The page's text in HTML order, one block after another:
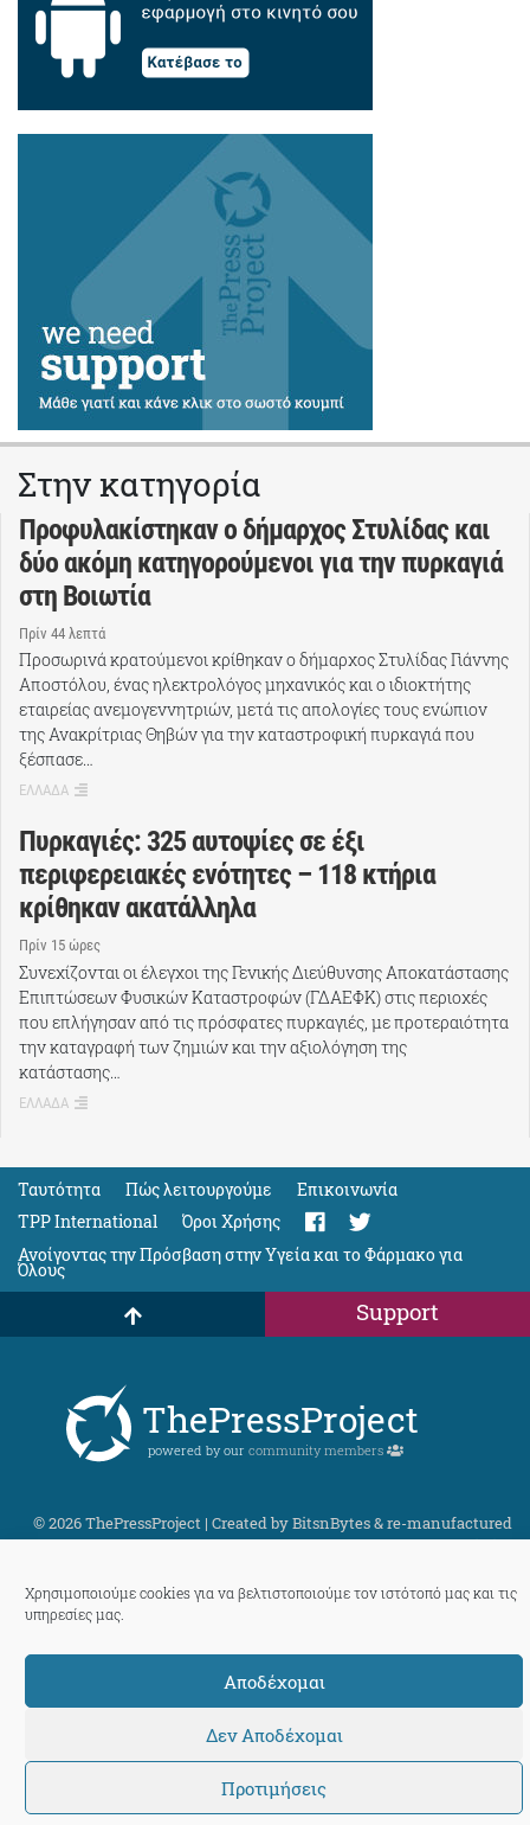
Χρησιμοποιούμε cookies για να βελτιστοποιούμε τον ιστότοπό μας και τις
υπηρεσίες μας.
Αποδέχομαι
Δεν Αποδέχομαι
Προτιμήσεις
Στην κατηγορία
Προφυλακίστηκαν ο δήμαρχος Στυλίδας και
δύο ακόμη κατηγορούμενοι για την πυρκαγιά
στη Βοιωτία
Πρίν 44 λεπτά
Προσωρινά κρατούμενοι κρίθηκαν ο δήμαρχος Στυλίδας Γιάννης
Αποστόλου, ένας ηλεκτρολόγος μηχανικός και ο ιδιοκτήτης
εταιρείας ανεμογεννητριών, μετά τις απολογίες τους ενώπιον
της Ανακρίτριας Θηβών για την καταστροφική πυρκαγιά που
ξέσπασε…
ΕΛΛΑΔΑ
Πυρκαγιές: 325 αυτοψίες σε έξι
περιφερειακές ενότητες – 118 κτήρια
κρίθηκαν ακατάλληλα
Πρίν 15 ώρες
Συνεχίζονται οι έλεγχοι της Γενικής Διεύθυνσης Αποκατάστασης
Επιπτώσεων Φυσικών Καταστροφών (ΓΔΑΕΦΚ) στις περιοχές
που επλήγησαν από τις πρόσφατες πυρκαγιές, με προτεραιότητα
την καταγραφή των ζημιών και την αξιολόγηση της
κατάστασης…
ΕΛΛΑΔΑ
Ταυτότητα Πώς λειτουργούμε
Eπικοινωνία
TPP International
Όροι Χρήσης
Ανοίγοντας την Πρόσβαση στην Υγεία και το Φάρμακο για
Όλους
Support
ThePressProject
powered by our community members
© 2026 ThePressProject | Created by BitsnBytes & re-manufactured
bySociality